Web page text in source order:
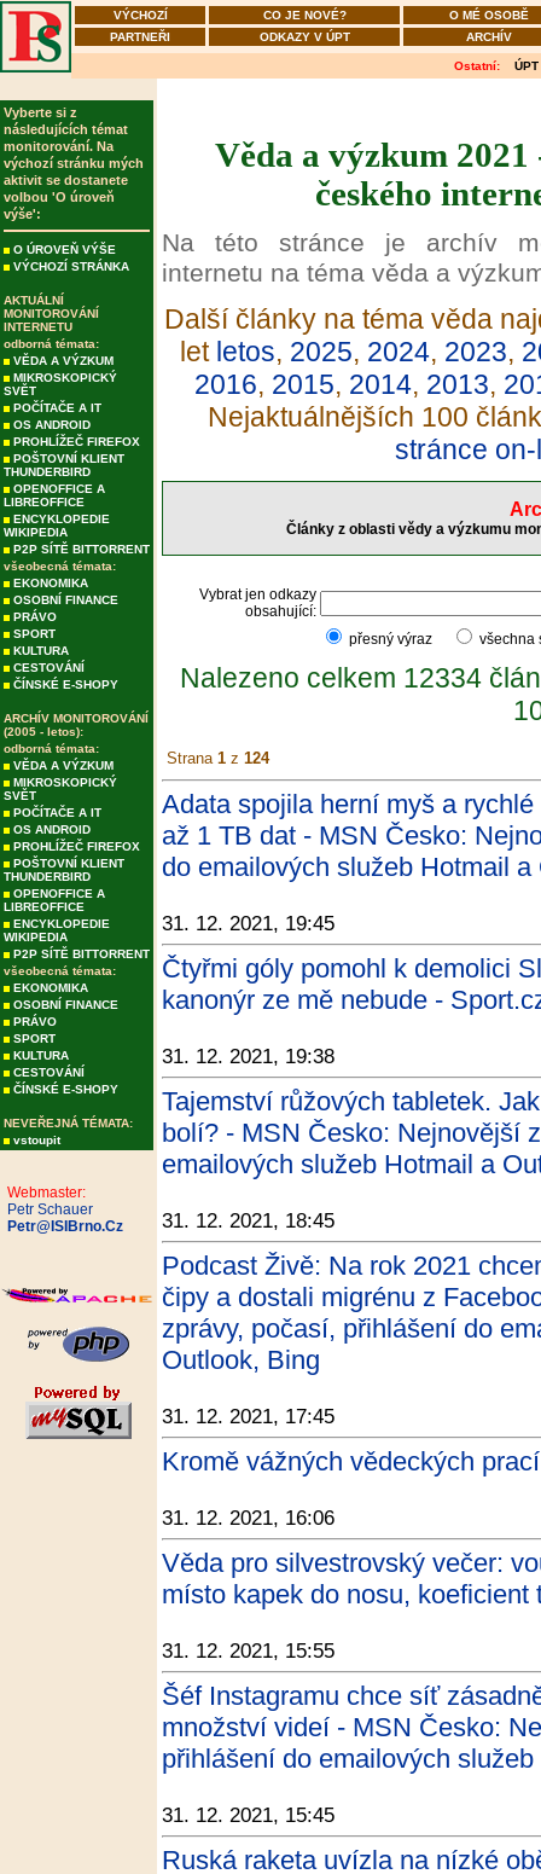
VÝCHOZÍ CO JE NOVÉ?
O MÉ OSOBĚ
PARTNEŘI
ODKAZY V ÚPT ARCHÍV
Ostatní: ÚPT
Vyberte si z
následujících témat
monitorování. Na
výchozí stránku mých
aktivit se dostanete
volbou 'O úroveň
výše':
O ÚROVEŇ VÝŠE
VÝCHOZÍ STRÁNKA
AKTUÁLNÍ
MONITOROVÁNÍ
INTERNETU
odborná témata:
VĚDA A VÝZKUM
MIKROSKOPICKÝ
SVĚT
POČÍTAČE A IT
OS ANDROID
PROHLÍŽEČ FIREFOX
POŠTOVNÍ KLIENT
THUNDERBIRD
OPENOFFICE A
LIBREOFFICE
ENCYKLOPEDIE
WIKIPEDIA
P2P SÍTĚ BITTORRENT
všeobecná témata:
EKONOMIKA
OSOBNÍ FINANCE
PRÁVO
SPORT
KULTURA
CESTOVÁNÍ
ČÍNSKÉ E-SHOPY
ARCHÍV MONITOROVÁNÍ
(2005 - letos):
odborná témata:
VĚDA A VÝZKUM
MIKROSKOPICKÝ
SVĚT
POČÍTAČE A IT
OS ANDROID
PROHLÍŽEČ FIREFOX
POŠTOVNÍ KLIENT
THUNDERBIRD
OPENOFFICE A
LIBREOFFICE
ENCYKLOPEDIE
WIKIPEDIA
P2P SÍTĚ BITTORRENT
všeobecná témata:
EKONOMIKA
OSOBNÍ FINANCE
PRÁVO
SPORT
KULTURA
CESTOVÁNÍ
ČÍNSKÉ E-SHOPY
NEVEŘEJNÁ TÉMATA:
vstoupit
Webmaster:
Petr Schauer
Petr@ISIBrno.Cz
Věda a výzkum
českého
Na této stránce je archív
internetu na téma věda a
Další články na téma věda
let letos, 2025, 2024, 2023,
2016, 2015, 2014, 2013,
Nejaktuálnějších 100
stránce
Články z oblasti vědy a výzkumu
Vybrat jen odkazy
obsahující:
přesný výraz
Nalezeno celkem 12334
Strana 1 z 124
Adata spojila herní myš a
až 1 TB dat - MSN Česko:
do emailových služeb Hotmail a
31. 12. 2021, 19:45
Čtyřmi góly pomohl k demolici
kanonýr ze mě nebude -
31. 12. 2021, 19:38
Tajemství růžových tabletek.
bolí? - MSN Česko: Nejnovější
emailových služeb Hotmail a
31. 12. 2021, 18:45
Podcast Živě: Na rok 2021
čipy a dostali migrénu z
zprávy, počasí, přihlášení do
Outlook, Bing
31. 12. 2021, 17:45
Kromě vážných vědeckých
31. 12. 2021, 16:06
Věda pro silvestrovský večer:
místo kapek do nosu,
31. 12. 2021, 15:55
Šéf Instagramu chce síť
množství videí - MSN Česko:
přihlášení do emailových
31. 12. 2021, 15:45
Ruská raketa uvízla na nízké